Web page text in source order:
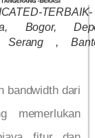
TERBAIK-
Bogor,
Serang ,
bandwidth dari
memerlukan